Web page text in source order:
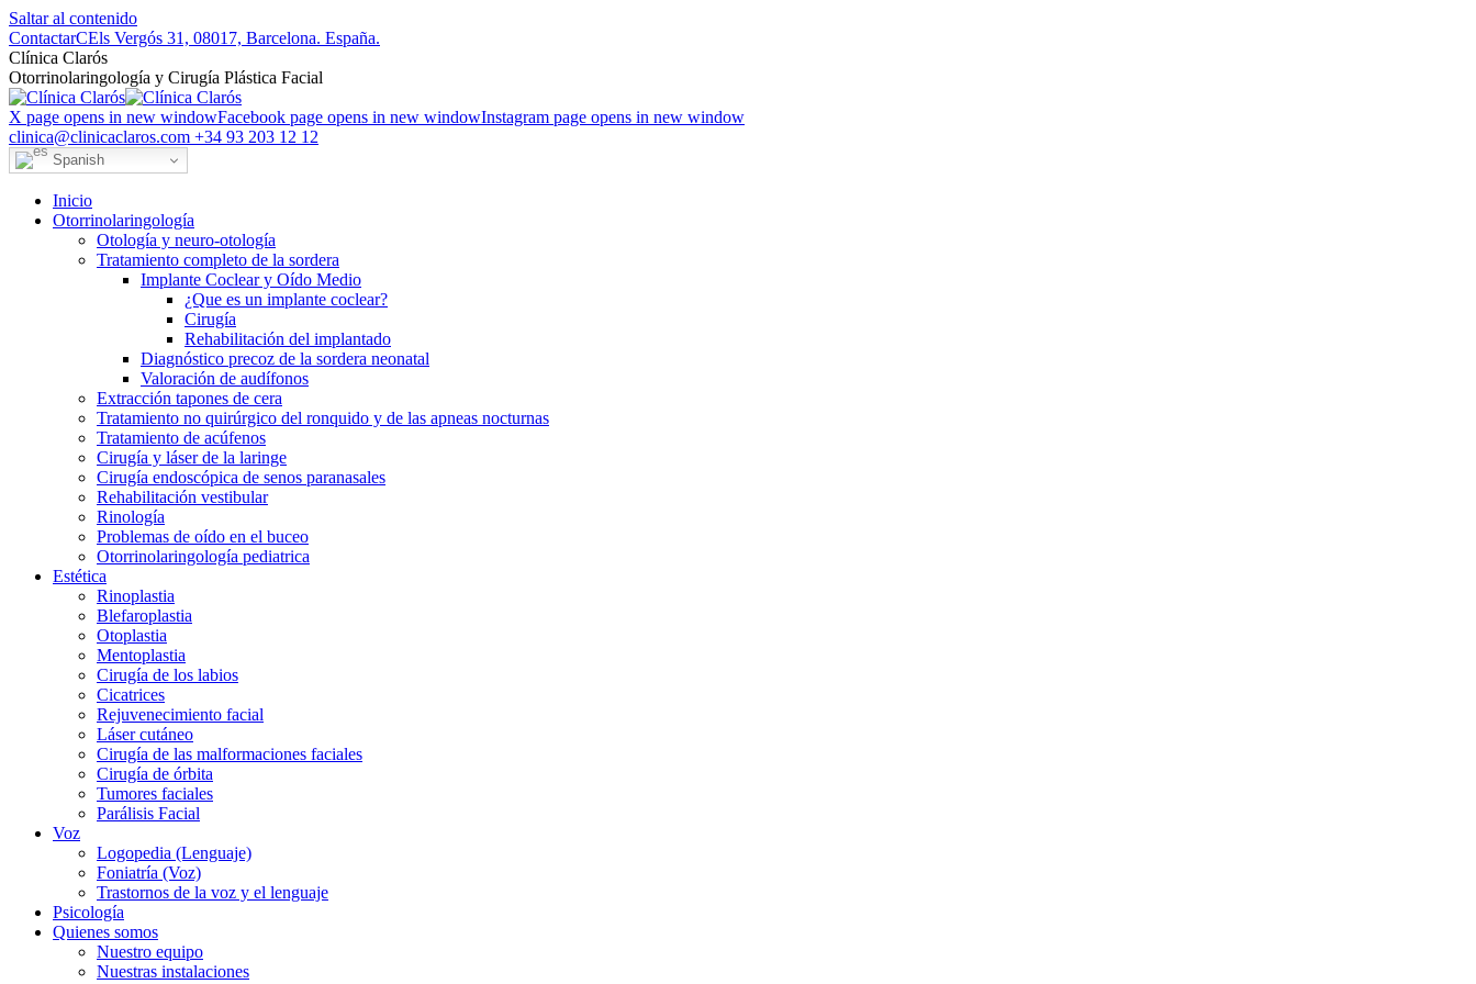
Saltar al contenido
ContactarCEls Vergós 31, 08017, Barcelona. España.
Clí­nica Clarós
Otorrinolaringología y Cirugía Plástica Facial
X page opens in new windowFacebook page opens in new windowInstagram page opens in new window
clinica@clinicaclaros.com +34 93 203 12 12
Spanish
Inicio
Otorrinolaringología
Otología y neuro-otología
Tratamiento completo de la sordera
Implante Coclear y Oído Medio
¿Que es un implante coclear?
Cirugía
Rehabilitación del implantado
Diagnóstico precoz de la sordera neonatal
Valoración de audífonos
Extracción tapones de cera
Tratamiento no quirúrgico del ronquido y de las apneas nocturnas
Tratamiento de acúfenos
Cirugía y láser de la laringe
Cirugía endoscópica de senos paranasales
Rehabilitación vestibular
Rinología
Problemas de oído en el buceo
Otorrinolaringología pediatrica
Estética
Rinoplastia
Blefaroplastia
Otoplastia
Mentoplastia
Cirugía de los labios
Cicatrices
Rejuvenecimiento facial
Láser cutáneo
Cirugía de las malformaciones faciales
Cirugía de órbita
Tumores faciales
Parálisis Facial
Voz
Logopedia (Lenguaje)
Foniatría (Voz)
Trastornos de la voz y el lenguaje
Psicología
Quienes somos
Nuestro equipo
Nuestras instalaciones